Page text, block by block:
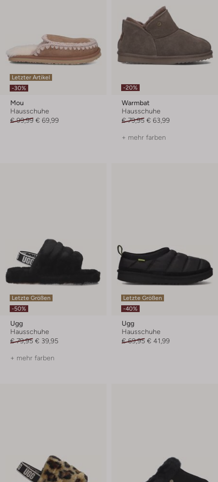
Letzter Artikel
-30%
Mou
Hausschuhe
€ 99,99 € 69,99
-20%
Warmbat
Hausschuhe
€ 79,95 € 63,99
+ mehr farben
Letzte Größen
-50%
Ugg
Hausschuhe
€ 79,95 € 39,95
+ mehr farben
Letzte Größen
-40%
Ugg
Hausschuhe
€ 69,95 € 41,99